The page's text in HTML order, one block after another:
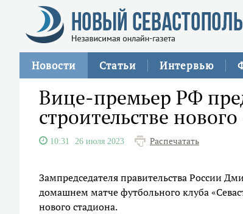
Новости Статьи Интервью
Вице-премьер РФ
строительстве
10:31 26 июля 2023 Распечатать
Зампредседателя правительства России
домашнем матче футбольного клуба
нового стадиона.